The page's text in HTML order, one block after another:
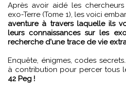
Après avoir aidé les
exo-Terre (Tome 1), les voici
aventure à travers laquelle ils
leurs connaissances sur les
recherche d'une trace de vie
Enquête, énigmes, codes
à contribution pour percer tous
42 Peg !